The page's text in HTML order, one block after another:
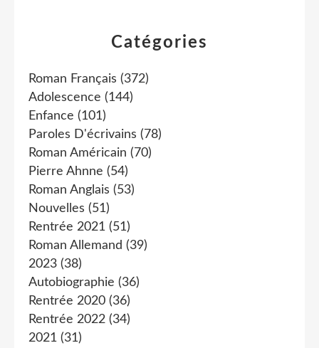
Catégories
Roman Français (372)
Adolescence (144)
Enfance (101)
Paroles D'écrivains (78)
Roman Américain (70)
Pierre Ahnne (54)
Roman Anglais (53)
Nouvelles (51)
Rentrée 2021 (51)
Roman Allemand (39)
2023 (38)
Autobiographie (36)
Rentrée 2020 (36)
Rentrée 2022 (34)
2021 (31)